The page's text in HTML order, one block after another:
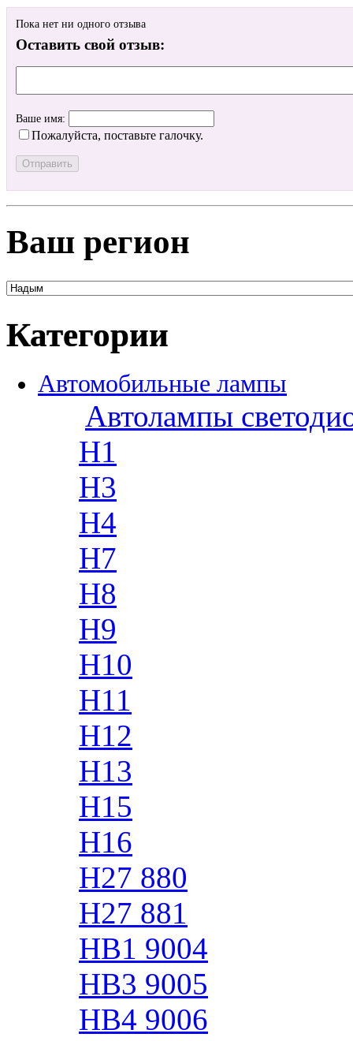
Пока нет ни одного отзыва
Оставить свой отзыв:
Ваше имя:
Пожалуйста, поставьте галочку.
Ваш регион
Категории
Автомобильные лампы
Автолампы
H1
H3
H4
H7
H8
H9
H10
H11
H12
H13
H15
H16
H27 880
H27 881
HB1 9004
HB3 9005
HB4 9006